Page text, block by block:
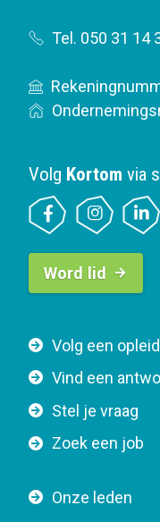
Tel. 050 31 14
F
o
t
e
a
Volg een
Vind een
Stel je vraag
Zoek een job
Onze leden
Volg Kortom via
B
t
o
n
a
v
g
Word lid